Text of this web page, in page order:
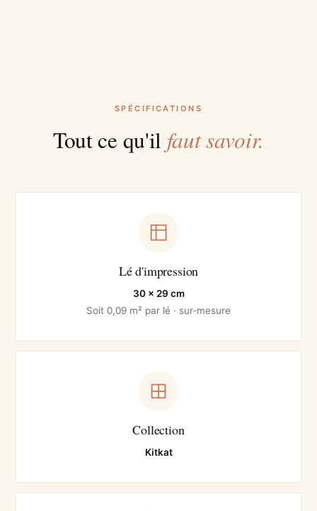
SPÉCIFICATIONS
Tout ce qu'il faut savoir.
Lé d'impression
30 × 29 cm
Soit 0,09 m² par lé · sur-mesure
Collection
Kitkat